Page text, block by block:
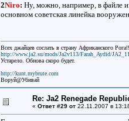
2Niro: Ну, можно, например, в файле
основном советская линейка
Всех джайцев сослать в страну Африканского
http://www.ja2.su/mods/Ja2v113/Farah_Aydid/
Устарело. Обнова скоро будет.
http://kunt.mybrute.com
Воруй@Убивай
Re: Ja2 Renegade
« Ответ #29 от22.11.2007 в